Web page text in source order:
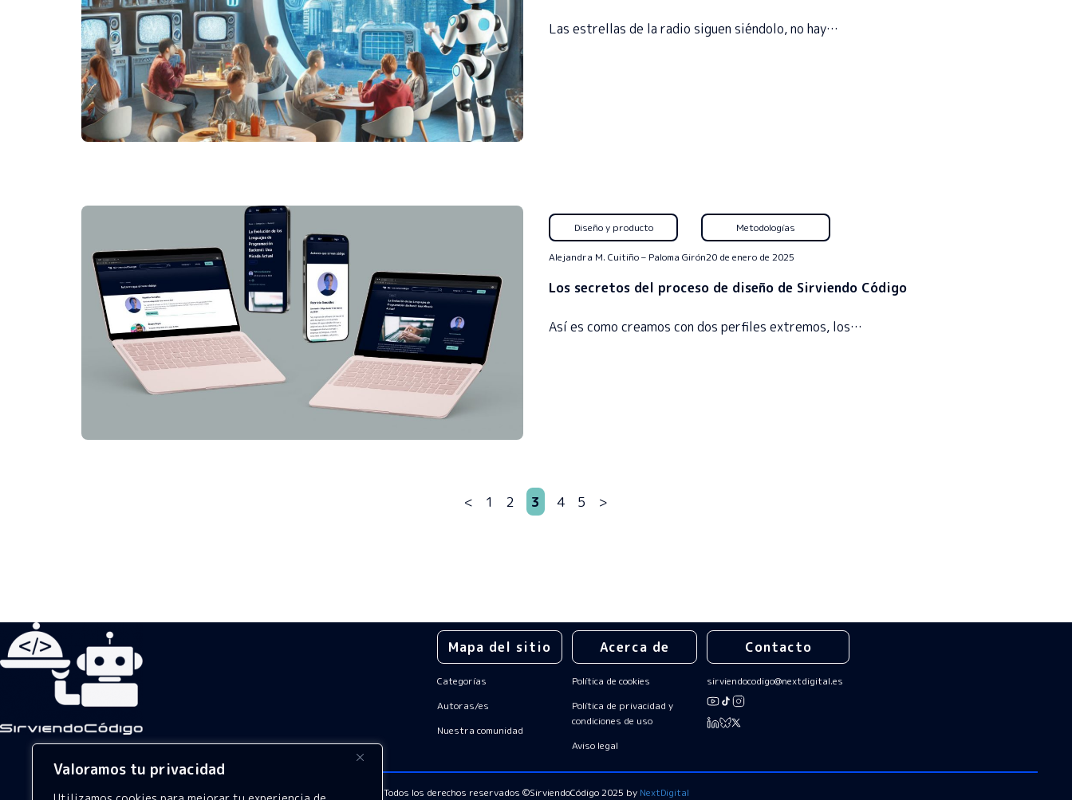
Valoramos tu privacidad
Las estrellas de la radio siguen siéndolo, no hay…
Diseño y producto Metodologías
Alejandra M. Cuitiño– Paloma Girón20 de enero de 2025
Los secretos del proceso de diseño de Sirviendo Código
Así es como creamos con dos perfiles extremos, los…
< 1 2 3 4 5 >
Mapa del sitio
Categorías
Autoras/es
Nuestra comunidad
Acerca de
Política de cookies
Política de privacidad y
condiciones de uso
Aviso legal
Contacto
sirviendocodigo@nextdigital.es
Todos los derechos reservados ©SirviendoCódigo 2025 by NextDigital